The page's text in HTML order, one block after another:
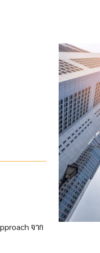
จาก